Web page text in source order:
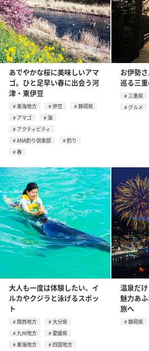
あでやかな桜に美味しいアマ
ゴ。ひと足早い春に出会う河
津・東伊豆
東海地方 伊豆
静岡県
アマゴ
海
アクティビティ
ANA釣り倶楽部
釣り
春
お伊勢
巡る三
三重県
グルメ
大人も一度は体験したい、イ
ルカやクジラと泳げるスポッ
ト
関西地方
大分県
九州地方
愛媛県
東海地方
四国地方
温泉だけ
魅力あ
旅へ
静岡県